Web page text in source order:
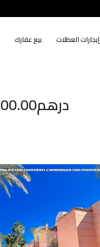
إيجارات العطلات بيع عقارك
1 900 000.00درهم